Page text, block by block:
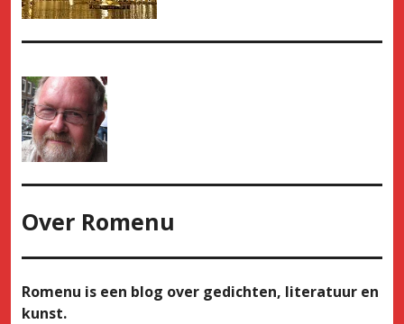
Over Romenu
Romenu is een blog over gedichten, literatuur en
kunst.